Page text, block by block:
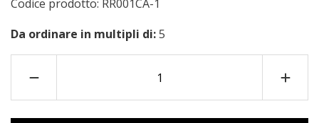
Codice prodotto: RR001CA-1
Da ordinare in multipli di:5